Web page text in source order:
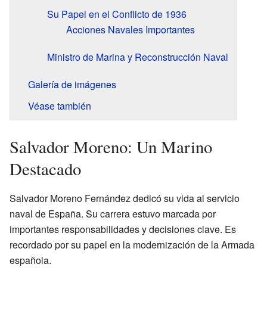
Su Papel en el Conflicto de 1936
Acciones Navales Importantes
Ministro de Marina y Reconstrucción Naval
Galería de imágenes
Véase también
Salvador Moreno: Un Marino
Destacado
Salvador Moreno Fernández dedicó su vida al servicio
naval de España. Su carrera estuvo marcada por
importantes responsabilidades y decisiones clave. Es
recordado por su papel en la modernización de la Armada
española.